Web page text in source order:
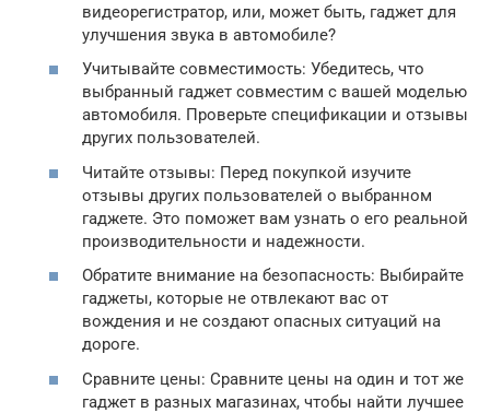
видеорегистратор, или, может быть, гаджет для
улучшения звука в автомобиле?
Учитывайте совместимость: Убедитесь, что
выбранный гаджет совместим с вашей моделью
автомобиля. Проверьте спецификации и отзывы
других пользователей.
Читайте отзывы: Перед покупкой изучите
отзывы других пользователей о выбранном
гаджете. Это поможет вам узнать о его реальной
производительности и надежности.
Обратите внимание на безопасность: Выбирайте
гаджеты, которые не отвлекают вас от
вождения и не создают опасных ситуаций на
дороге.
Сравните цены: Сравните цены на один и тот же
гаджет в разных магазинах, чтобы найти лучшее